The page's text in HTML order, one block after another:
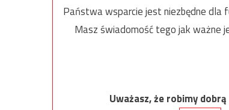
Państwa wsparcie jest niezbędne dla
Masz świadomość tego jak ważne
Uważasz, że robimy